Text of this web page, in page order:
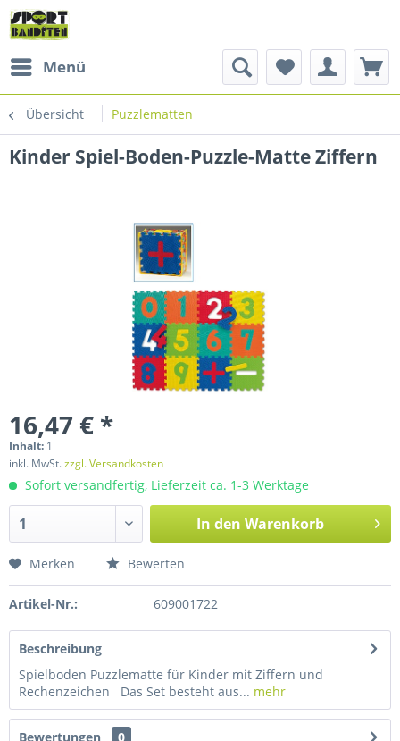
Menü
Übersicht Puzzlematten
Kinder Spiel-Boden-Puzzle-Matte Ziffern
16,47 € *
Inhalt: 1
inkl. MwSt.zzgl. Versandkosten
Sofort versandfertig, Lieferzeit ca. 1-3 Werktage
In den Warenkorb
Merken Bewerten
Artikel-Nr.: 609001722
Beschreibung
Spielboden Puzzlematte für Kinder mit Ziffern und
Rechenzeichen Das Set besteht aus... mehr
Bewertungen
0